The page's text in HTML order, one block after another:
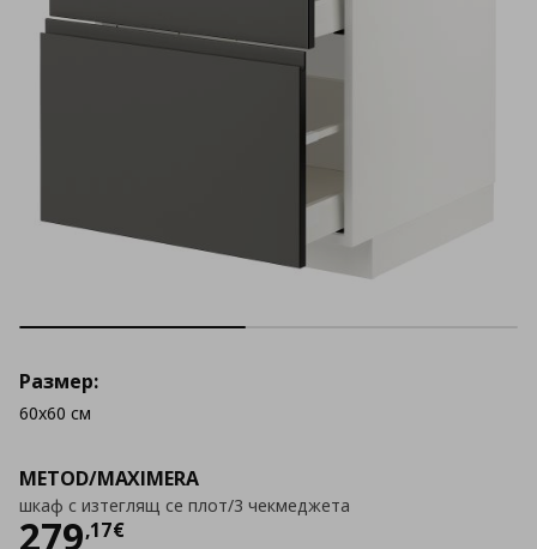
METOD/MAXIMERA
шкаф с изтеглящ се плот/3 чекмеджета
279,17€
Цена
Размер:
60x60 см